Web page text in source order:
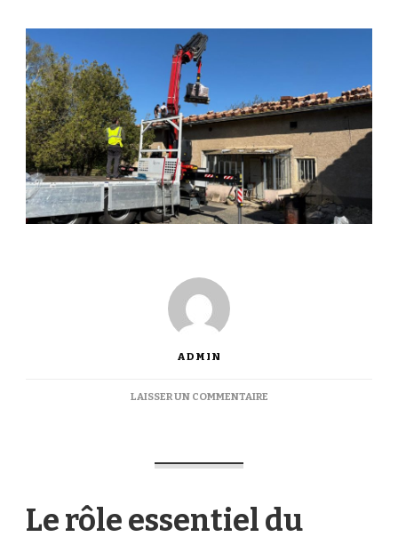
ADMIN
LAISSER UN COMMENTAIRESUR
CONSEILLER
ENTRE
Le rôle essentiel du